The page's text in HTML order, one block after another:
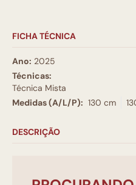
FICHA TÉCNICA
Ano: 2025
Técnicas:
Técnica Mista
Medidas (A/L/P): 130 cm
DESCRIÇÃO